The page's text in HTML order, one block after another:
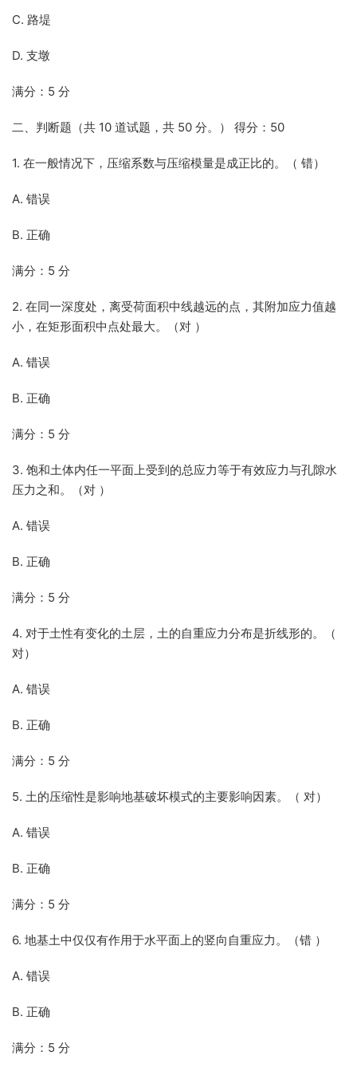
C. 路堤
D. 支墩
满分：5 分
二、判断题（共 10 道试题，共 50 分。） 得分：50
1. 在一般情况下，压缩系数与压缩模量是成正比的。（ 错）
A. 错误
B. 正确
满分：5 分
2. 在同一深度处，离受荷面积中线越远的点，其附加应力值越
小，在矩形面积中点处最大。（对 ）
A. 错误
B. 正确
满分：5 分
3. 饱和土体内任一平面上受到的总应力等于有效应力与孔隙水
压力之和。（对 ）
A. 错误
B. 正确
满分：5 分
4. 对于土性有变化的土层，土的自重应力分布是折线形的。（
对）
A. 错误
B. 正确
满分：5 分
5. 土的压缩性是影响地基破坏模式的主要影响因素。（ 对）
A. 错误
B. 正确
满分：5 分
6. 地基土中仅仅有作用于水平面上的竖向自重应力。（错 ）
A. 错误
B. 正确
满分：5 分